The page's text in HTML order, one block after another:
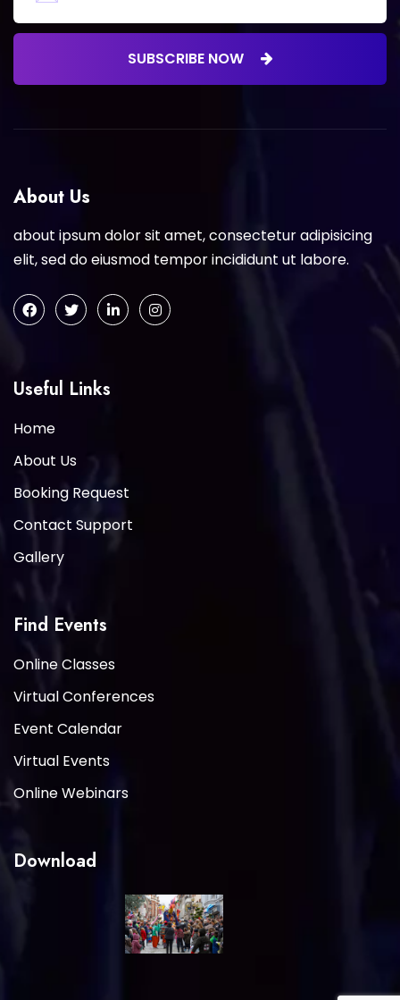
SUBSCRIBE NOW
About Us
about ipsum dolor sit amet, consectetur adipisicing
elit, sed do eiusmod tempor incididunt ut labore.
Useful Links
Home
About Us
Booking Request
Contact Support
Gallery
Find Events
Online Classes
Virtual Conferences
Event Calendar
Virtual Events
Online Webinars
Download